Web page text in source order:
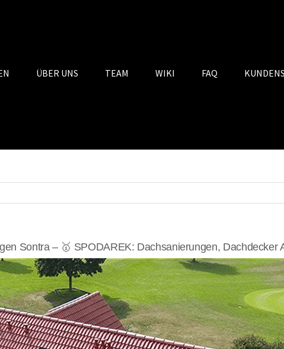
ÜBER UNS TEAM WIKI FAQ
Sontra – 🥇 SPODAREK: Dachsanierungen, Dachdecker